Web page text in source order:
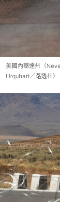
美國內華達州（
Urquhart／路透社）